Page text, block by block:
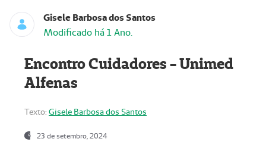
Gisele Barbosa dos Santos
Modificado há 1 Ano.
Encontro Cuidadores - Unimed
Alfenas
Texto: Gisele Barbosa dos Santos
23 de setembro, 2024